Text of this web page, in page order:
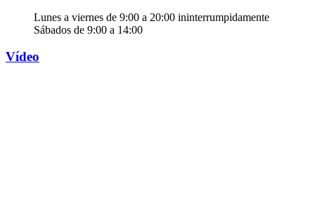
Lunes a viernes de 9:00 a 20:00 ininterrumpidamente
Sábados de 9:00 a 14:00
Vídeo